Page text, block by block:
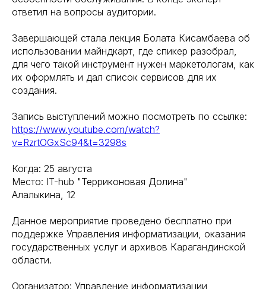
ответил на вопросы аудитории.
Завершающей стала лекция Болата Кисамбаева об
использовании майндкарт, где спикер разобрал,
для чего такой инструмент нужен маркетологам, как
их оформлять и дал список сервисов для их
создания.
Запись выступлений можно посмотреть по ссылке:
https://www.youtube.com/watch?
v=RzrtOGxSc94&t=3298s
Когда: 25 августа
Место: IT-hub "Терриконовая Долина"
Алалыкина, 12
Данное мероприятие проведено бесплатно при
поддержке Управления информатизации, оказания
государственных услуг и архивов Карагандинской
области.
Организатор: Управление информатизации,